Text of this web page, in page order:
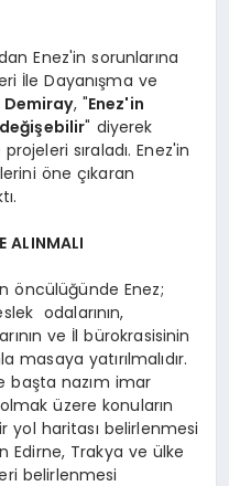
Enez'in sorunlarına
İle Dayanışma ve
Demiray, "Enez'in
" diyerek
sıraladı. Enez'in
öne çıkaran
ALINMALI
öncülüğünde Enez;
odalarının,
ve İl bürokrasisinin
masaya yatırılmalıdır.
başta nazım imar
üzere konuların
yol haritası belirlenmesi
Edirne, Trakya ve ülke
belirlenmesi